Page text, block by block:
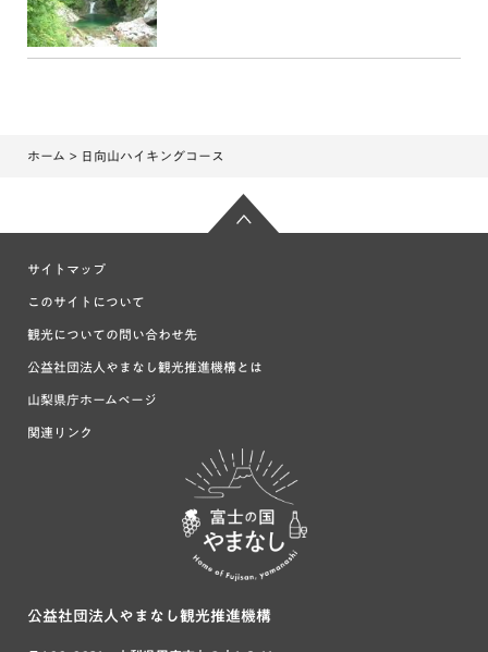
ホーム > 日向山ハイキングコース
サイトマップ
このサイトについて
観光についての問い合わせ先
公益社団法人やまなし観光推進機構とは
山梨県庁ホームページ
関連リンク
富士の国や
まなし
公益社団法人やまなし観光推進機構